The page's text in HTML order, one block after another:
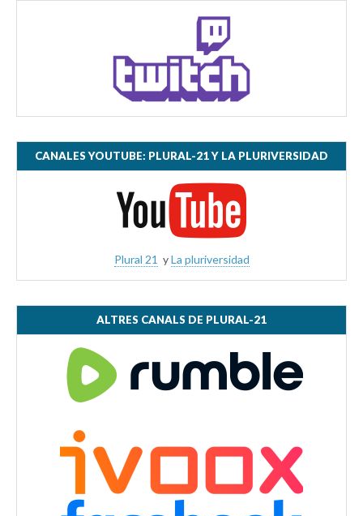
CANALES YOUTUBE: PLURAL-21 Y LA PLURIVERSIDAD
Plural 21 yLa pluriversidad
ALTRES CANALS DE PLURAL-21